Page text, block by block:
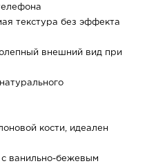
текстура без эффекта
внешний вид при
кости, идеален
ванильно-бежевым